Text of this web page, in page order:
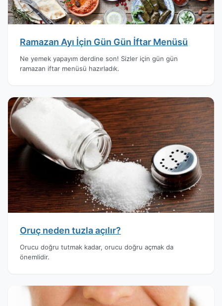
Ramazan Ayı İçin Gün Gün İftar Menüsü
Ne yemek yapayım derdine son! Sizler için gün gün
ramazan iftar menüsü hazırladık.
Oruç neden tuzla açılır?
Orucu doğru tutmak kadar, orucu doğru açmak da
önemlidir.